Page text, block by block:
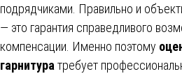
подрядчиками. Правильно и
— это гарантия справедливого
компенсации. Именно поэтому
гарнитура требует